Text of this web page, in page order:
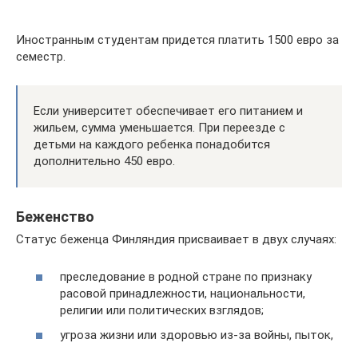
Иностранным студентам придется платить 1500 евро за
семестр.
Если университет обеспечивает его питанием и
жильем, сумма уменьшается. При переезде с
детьми на каждого ребенка понадобится
дополнительно 450 евро.
Беженство
Статус беженца Финляндия присваивает в двух случаях:
преследование в родной стране по признаку
расовой принадлежности, национальности,
религии или политических взглядов;
угроза жизни или здоровью из-за войны, пыток,